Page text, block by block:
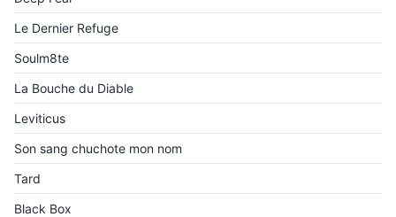
Le Dernier Refuge
Soulm8te
La Bouche du Diable
Leviticus
Son sang chuchote mon nom
Tard
Black Box